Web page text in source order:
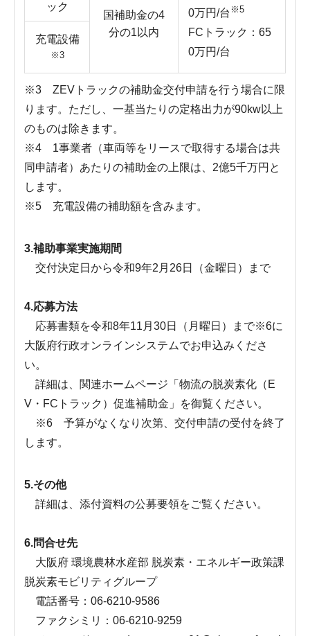
ック
国補助金の4
分の1以内
0万円/台 ※5
FCトラック：65
0万円/台
充電設備
※3
※3 ZEVトラックの補助金交付申請を行う場合に限
ります。ただし、一基当たりの定格出力が90kw以上
のものは除きます。
※4 1事業者（車両等をリースで取得する場合は共
同申請者）あたりの補助金の上限は、2億5千万円と
します。
※5 充電設備の補助額を含みます。
3.補助事業実施期間
交付決定日から令和9年2月26日（金曜日）まで
4.応募方法
応募書類を令和8年11月30日（月曜日）まで※6に
大阪府行政オンラインシステムでお申込みくださ
い。
詳細は、関連ホームページ「物流の脱炭素化（E
V・FCトラック）促進補助金」を御覧ください。
※6 予算がなくなり次第、交付申請の受付を終了
します。
5.その他
詳細は、添付資料の公募要領をご覧ください。
6.問合せ先
大阪府 環境農林水産部 脱炭素・エネルギー政策課
脱炭素モビリティグループ
電話番号：06-6210-9586
ファクシミリ：06-6210-9259